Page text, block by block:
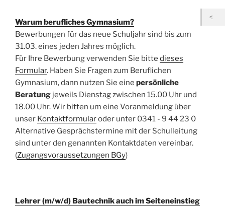
Warum berufliches Gymnasium?
Bewerbungen für das neue Schuljahr sind bis zum
31.03. eines jeden Jahres möglich.
Für Ihre Bewerbung verwenden Sie bitte dieses
Formular. Haben Sie Fragen zum Beruflichen
Gymnasium, dann nutzen Sie eine persönliche
Beratung jeweils Dienstag zwischen 15.00 Uhr und
18.00 Uhr. Wir bitten um eine Voranmeldung über
unser Kontaktformularoder unter 0341 - 9 44 23 0
Alternative Gesprächstermine mit der Schulleitung
sind unter den genannten Kontaktdaten vereinbar.
(Zugangsvoraussetzungen BGy)
Lehrer (m/w/d) Bautechnik auch im Seiteneinstieg